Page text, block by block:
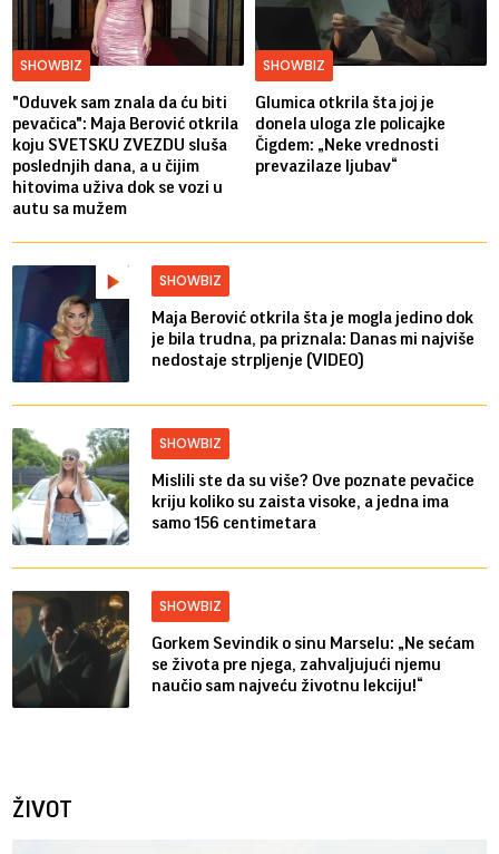
SHOWBIZ
"Oduvek sam znala da ću biti
pevačica": Maja Berović otkrila
koju SVETSKU ZVEZDU sluša
poslednjih dana, a u čijim
hitovima uživa dok se vozi u
autu sa mužem
SHOWBIZ
Glumica otkrila šta joj je
donela uloga zle policajke
Čigdem: „Neke vrednosti
prevazilaze ljubav“
SHOWBIZ
Maja Berović otkrila šta je mogla jedino dok
je bila trudna, pa priznala: Danas mi najviše
nedostaje strpljenje (VIDEO)
SHOWBIZ
Mislili ste da su više? Ove poznate pevačice
kriju koliko su zaista visoke, a jedna ima
samo 156 centimetara
SHOWBIZ
Gorkem Sevindik o sinu Marselu: „Ne sećam
se života pre njega, zahvaljujući njemu
naučio sam najveću životnu lekciju!“
ŽIVOT